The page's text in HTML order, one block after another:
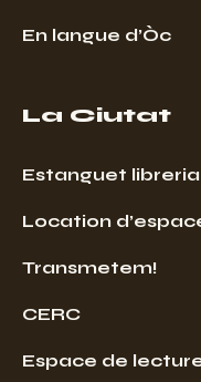
En langue d’Òc
La Ciutat
Estanguet libreria
Location
Transmetem!
CERC
Espace de